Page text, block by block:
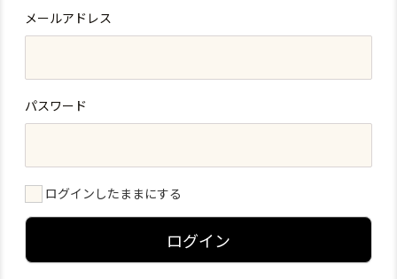
メールアドレス
パスワード
ログインしたままにする
ログイン